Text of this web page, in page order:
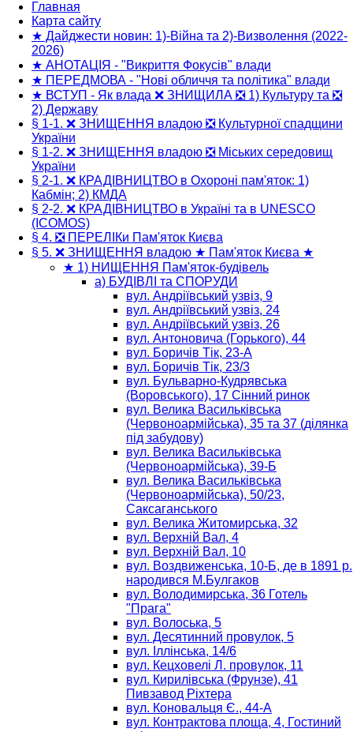
навигация
Главная
Карта сайту
★ Дайджести новин: 1)-Війна та 2)-Визволення (2022-
2026)
★ АНОТАЦІЯ - "Викриття Фокусів" влади
★ ПЕРЕДМОВА - "Нові обличчя та політика" влади
★ ВСТУП - Як влада ❌ ЗНИЩИЛА ❎ 1) Культуру та ❎
2) Державу
§ 1-1. ❌ ЗНИЩЕННЯ владою ❎ Культурної спадщини
України
§ 1-2. ❌ ЗНИЩЕННЯ владою ❎ Міських середовищ
України
§ 2-1. ❌ КРАДІВНИЦТВО в Охороні пам'яток: 1)
Кабмін; 2) КМДА
§ 2-2. ❌ КРАДІВНИЦТВО в Україні та в UNESCO
(ICOMOS)
§ 4. ❎ ПЕРЕЛІКи Пам'яток Києва
§ 5. ❌ ЗНИЩЕННЯ владою ★ Пам'яток Києва ★
★ 1) НИЩЕННЯ Пам'яток-будівель
а) БУДІВЛІ та CПОРУДИ
вул. Андріївський узвіз, 9
вул. Андріївський узвіз, 24
вул. Андріївський узвіз, 26
вул. Антоновича (Горького), 44
вул. Боричів Тік, 23-А
вул. Боричів Тік, 23/3
вул. Бульварно-Кудрявська
(Воровського), 17 Сінний ринок
вул. Велика Васильківська
(Червоноармійська), 35 та 37 (ділянка
під забудову)
вул. Велика Васильківська
(Червоноармійська), 39-Б
вул. Велика Васильківська
(Червоноармійська), 50/23,
Саксаганського
вул. Велика Житомирська, 32
вул. Верхній Вал, 4
вул. Верхній Вал, 10
вул. Воздвиженська, 10-Б, де в 1891 р.
народився М.Булгаков
вул. Володимирська, 36 Готель
"Прага"
вул. Волоська, 5
вул. Десятинний провулок, 5
вул. Іллінська, 14/6
вул. Кецховелі Л. провулок, 11
вул. Кирилівська (Фрунзе), 41
Пивзавод Ріхтера
вул. Коновальця Є., 44-А
вул. Контрактова площа, 4, Гостиний